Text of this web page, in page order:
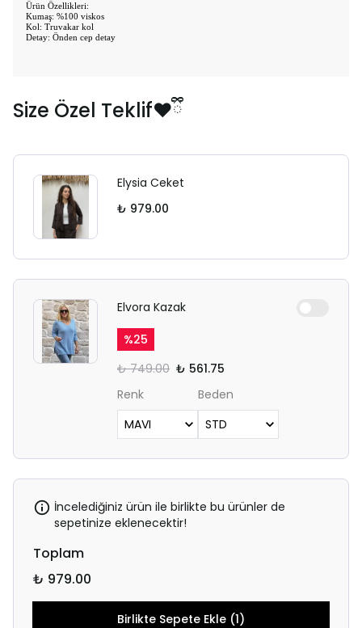
Ürün Özellikleri:
Kumaş: %100 viskos
Kol: Truvakar kol
Detay: Önden cep detay
Size Özel Teklif❤️ྀི
Elysia Ceket
₺ 979.00
Elvora Kazak
%25
₺ 749.00 ₺ 561.75
Renk
Beden
İncelediğiniz ürün ile birlikte bu ürünler de
sepetinize eklenecektir!
Toplam
₺ 979.00
Birlikte Sepete Ekle (1)